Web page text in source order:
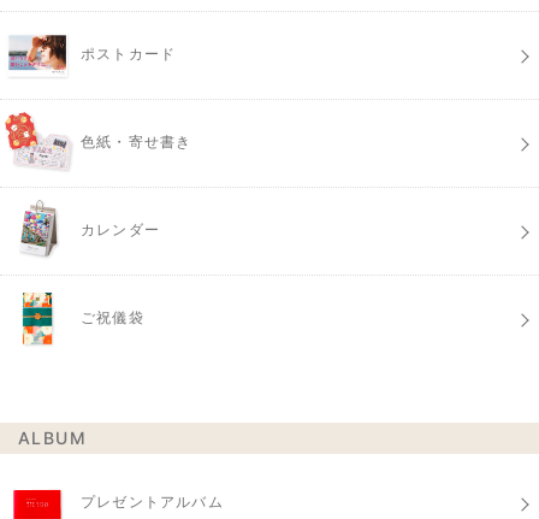
ポストカード
色紙・寄せ書き
カレンダー
ご祝儀袋
ALBUM
プレゼントアルバム